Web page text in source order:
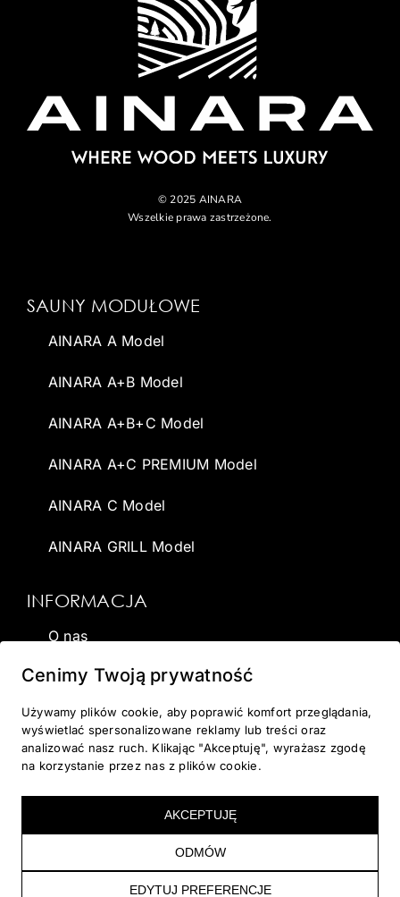
© 2025 AINARA
Wszelkie prawa zastrzeżone.
SAUNY MODUŁOWE
AINARA A Model
AINARA A+B Model
AINARA A+B+C Model
AINARA A+C PREMIUM Model
AINARA C Model
AINARA GRILL Model
INFORMACJA
O nas
Wirtualna sauna
Dostawa
Galeria
Kontakt
Cenimy Twoją prywatność
Używamy plików cookie, aby poprawić komfort przeglądania,
wyświetlać spersonalizowane reklamy lub treści oraz
analizować nasz ruch. Klikając "Akceptuję", wyrażasz zgodę
na korzystanie przez nas z plików cookie.
ODMÓW
EDYTUJ PREFERENCJE
AKCEPTUJĘ